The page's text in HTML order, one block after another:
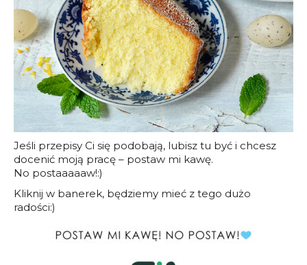
Jeśli przepisy Ci się podobają, lubisz tu być i chcesz
docenić moją pracę – postaw mi kawę.
No postaaaaaw!:)
Kliknij w banerek, będziemy mieć z tego dużo
radości:)